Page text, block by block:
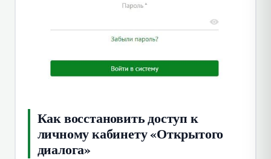
Как восстановить доступ к
личному кабинету «Открытого
диалога»